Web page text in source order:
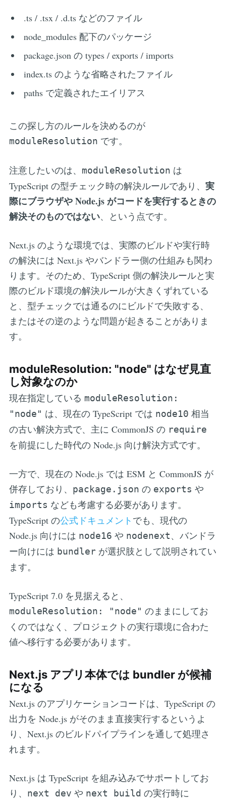
.ts / .tsx / .d.ts などのファイル
node_modules 配下のパッケージ
package.json の types / exports / imports
index.ts のような省略されたファイル
paths で定義されたエイリアス
この探し方のルールを決めるのが
moduleResolution です。
注意したいのは、 moduleResolution は
TypeScript の型チェック時の解決ルールであり、 実
際にブラウザや Node.js がコードを実行するときの
解決そのものではない、という点です。
Next.js のような環境では、実際のビルドや実行時
の解決には Next.js やバンドラー側の仕組みも関わ
ります。そのため、TypeScript 側の解決ルールと実
際のビルド環境の解決ルールが大きくずれている
と、型チェックでは通るのにビルドで失敗する、
またはその逆のような問題が起きることがありま
す。
moduleResolution: "node" はなぜ見直
し対象なのか
現在指定している moduleResolution:
"node" は、現在の TypeScript では node10 相当
の古い解決方式で、主に CommonJS の require
を前提にした時代の Node.js 向け解決方式です。
一方で、現在の Node.js では ESM と CommonJS が
併存しており、
package.json の exports や
imports なども考慮する必要があります。
TypeScript の公式ドキュメント でも、現代の
Node.js 向けには node16 や nodenext、バンドラ
ー向けには bundlerが選択肢として説明されてい
ます。
TypeScript 7.0 を見据えると、
moduleResolution: "node" のままにしてお
くのではなく、プロジェクトの実行環境に合わた
値へ移行する必要があります。
Next.js アプリ本体では bundler が候補
になる
Next.js のアプリケーションコードは、TypeScript の
出力を Node.js がそのまま直接実行するというよ
り、Next.js のビルドパイプラインを通して処理さ
れます。
Next.js は TypeScript を組み込みでサポートしてお
り、
next dev や next build の実行時に